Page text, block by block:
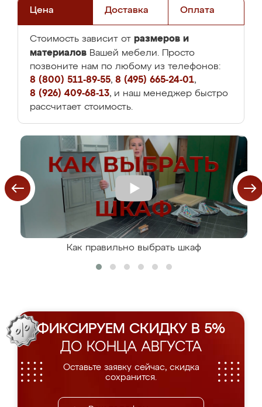
Цена Доставка Оплата
Стоимость зависит от размеров и
материалов Вашей мебели. Просто
позвоните нам по любому из телефонов:
8 (800) 511-89-55, 8 (495) 665-24-01,
8 (926) 409-68-13, и наш менеджер быстро
рассчитает стоимость.
Как правильно выбрать шкаф
ФИКСИРУЕМ СКИДКУ В 5%
ДО КОНЦА АВГУСТА
Оставьте заявку сейчас, скидка
сохранится.